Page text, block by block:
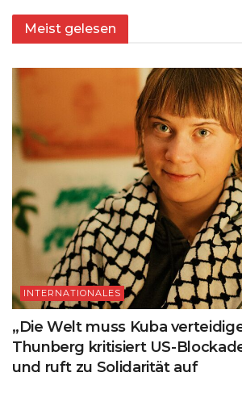
Meist gelesen
INTERNATIONALES
„Die Welt muss Kuba
Thunberg kritisiert US-
und ruft zu Solidarität auf